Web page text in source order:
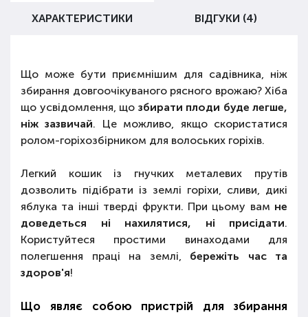
ХАРАКТЕРИСТИКИ ВІДГУКИ (4)
Що може бути приємнішим для садівника, ніж
збирання довгоочікуваного рясного врожаю? Хіба
що усвідомлення, що збирати плоди буде легше,
ніж зазвичай. Це можливо, якщо скористатися
ролом-горіхозбірником для волоських горіхів.
Легкий кошик із гнучких металевих прутів
дозволить підібрати із землі горіхи, сливи, дикі
яблука та інші тверді фрукти. При цьому вам не
доведеться ні нахилятися, ні присідати.
Користуйтеся простими винаходами для
полегшення праці на землі, бережіть час та
здоров'я!
Що являє собою пристрій для збирання